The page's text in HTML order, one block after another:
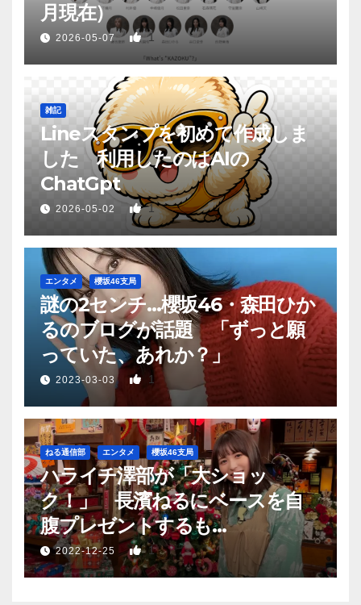
月現在）
2026-05-07 1
雑記
Lineスタンプを初めて作成しま
した 利用したのはAIの
ChatGpt
2026-05-02 1
エンタメ 櫻坂46支局
謎の2センチ…櫻坂46・森田ひか
るのブログが話題 「ずっと願
っていた、あれか？」
2023-03-03 1
ねる通信部 エンタメ 櫻坂46支局
ハライチ澤部が「大ショッ
ク！」 長濱ねるにベースを自
腹プレゼントするも…
2022-12-25 1